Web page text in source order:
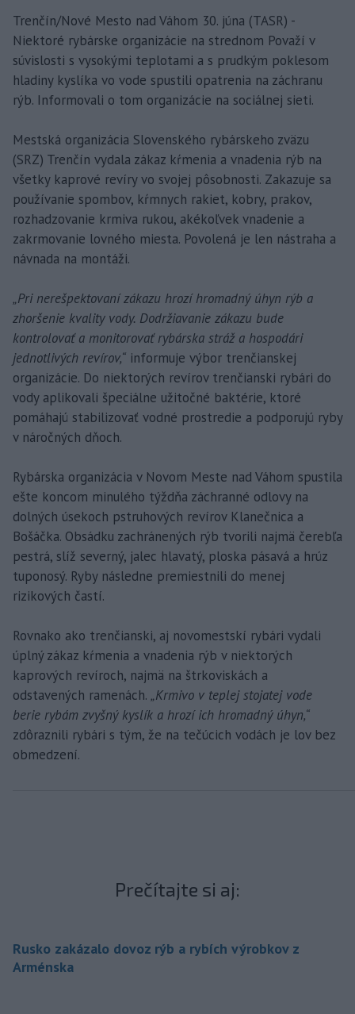
Trenčín/Nové Mesto nad Váhom 30. júna (TASR) -
Niektoré rybárske organizácie na strednom Považí v
súvislosti s vysokými teplotami a s prudkým poklesom
hladiny kyslíka vo vode spustili opatrenia na záchranu
rýb. Informovali o tom organizácie na sociálnej sieti.
Mestská organizácia Slovenského rybárskeho zväzu
(SRZ) Trenčín vydala zákaz kŕmenia a vnadenia rýb na
všetky kaprové revíry vo svojej pôsobnosti. Zakazuje sa
používanie spombov, kŕmnych rakiet, kobry, prakov,
rozhadzovanie krmiva rukou, akékoľvek vnadenie a
zakrmovanie lovného miesta. Povolená je len nástraha a
návnada na montáži.
„Pri nerešpektovaní zákazu hrozí hromadný úhyn rýb a
zhoršenie kvality vody. Dodržiavanie zákazu bude
kontrolovať a monitorovať rybárska stráž a hospodári
jednotlivých revírov,“ informuje výbor trenčianskej
organizácie. Do niektorých revírov trenčianski rybári do
vody aplikovali špeciálne užitočné baktérie, ktoré
pomáhajú stabilizovať vodné prostredie a podporujú ryby
v náročných dňoch.
Rybárska organizácia v Novom Meste nad Váhom spustila
ešte koncom minulého týždňa záchranné odlovy na
dolných úsekoch pstruhových revírov Klanečnica a
Bošáčka. Obsádku zachránených rýb tvorili najmä čerebľa
pestrá, slíž severný, jalec hlavatý, ploska pásavá a hrúz
tuponosý. Ryby následne premiestnili do menej
rizikových častí.
Rovnako ako trenčianski, aj novomestskí rybári vydali
úplný zákaz kŕmenia a vnadenia rýb v niektorých
kaprových revíroch, najmä na štrkoviskách a
odstavených ramenách. „Krmivo v teplej stojatej vode
berie rybám zvyšný kyslík a hrozí ich hromadný úhyn,“
zdôraznili rybári s tým, že na tečúcich vodách je lov bez
obmedzení.
Prečítajte si aj:
Rusko zakázalo dovoz rýb a rybích výrobkov z
Arménska